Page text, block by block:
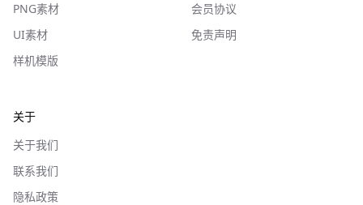
PNG素材
UI素材
样机模版
会员协议
免责声明
关于
关于我们
联系我们
隐私政策